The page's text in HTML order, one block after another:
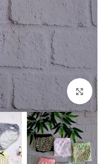
بزرگنمایی تصویر